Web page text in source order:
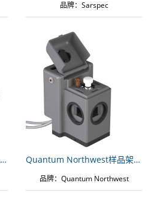
品牌：Sarspec
STANDA光学镜万向支架8MLAOM-1200 Quantum Northwest样品架qX3
品牌：Quantum Northwest